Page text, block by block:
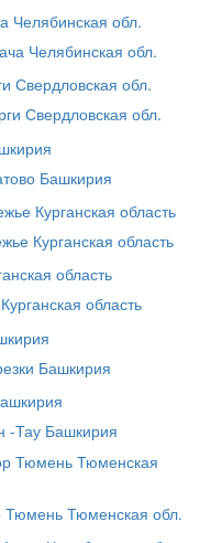
Челябинская обл.
Свердловская обл.
Башкирия
Курганская область
область
Башкирия
-Тау Башкирия
Тюмень Тюменская обл.